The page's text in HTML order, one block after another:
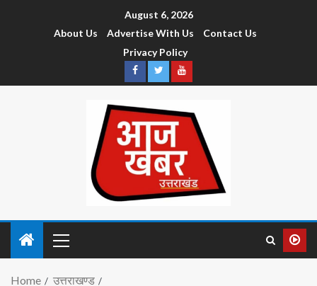
August 6, 2026
About Us
Advertise With Us
Contact Us
Privacy Policy
Home
उत्तराखण्ड